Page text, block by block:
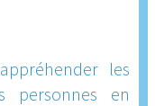
les
personnes en